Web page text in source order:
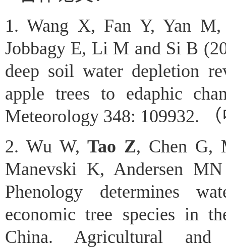
1.Wang X, Fan Y, Yan
Jobbagy E, Li M and Si B
deep soil water depletion
apple trees to edaphic
Meteorology 348: 109932.
2. Wu W,Tao Z, Chen G,
Manevski K, Andersen
Phenology determines
economic tree species in
China. Agricultural and